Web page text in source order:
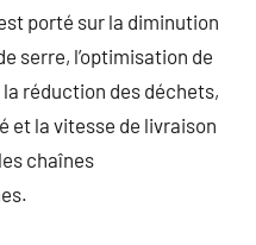
porté sur la diminution
serre, l’optimisation de
réduction des déchets,
et la vitesse de livraison
chaînes